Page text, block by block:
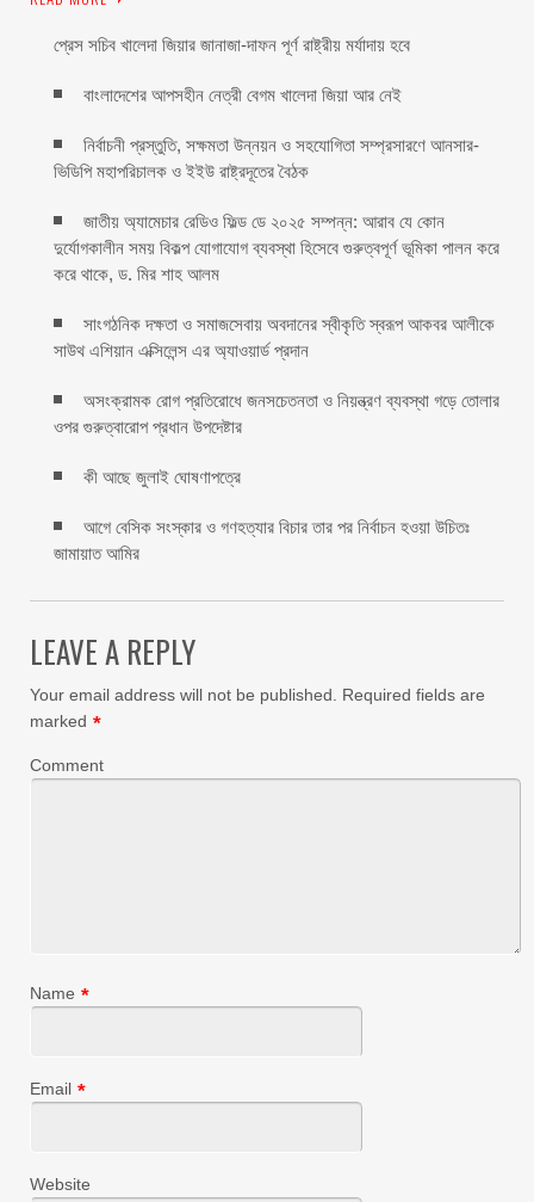
প্রেস সচিব খালেদা জিয়ার জানাজা-দাফন পূর্ণ রাষ্ট্রীয় মর্যাদায় হবে
বাংলাদেশের আপসহীন নেত্রী বেগম খালেদা জিয়া আর নেই
নির্বাচনী প্রস্তুতি, সক্ষমতা উন্নয়ন ও সহযোগিতা সম্প্রসারণে আনসার-
ভিডিপি মহাপরিচালক ও ইইউ রাষ্ট্রদূতের বৈঠক
জাতীয় অ্যামেচার রেডিও ফিল্ড ডে ২০২৫ সম্পন্ন: আরাব যে কোন
দুর্যোগকালীন সময় বিকল্প যোগাযোগ ব্যবস্থা হিসেবে গুরুত্বপূর্ণ ভূমিকা পালন করে
করে থাকে, ড. মির শাহ আলম
সাংগঠনিক দক্ষতা ও সমাজসেবায় অবদানের স্বীকৃতি স্বরূপ আকবর আলীকে
সাউথ এশিয়ান এক্সিলেন্স এর অ্যাওয়ার্ড প্রদান
অসংক্রামক রোগ প্রতিরোধে জনসচেতনতা ও নিয়ন্ত্রণ ব্যবস্থা গড়ে তোলার
ওপর গুরুত্বারোপ প্রধান উপদেষ্টার
কী আছে জুলাই ঘোষণাপত্রে
আগে বেসিক সংস্কার ও গণহত্যার বিচার তার পর নির্বাচন হওয়া উচিতঃ
জামায়াত আমির
LEAVE A REPLY
Your email address will not be published.
Required fields are
marked *
Comment
Name *
Email *
Website